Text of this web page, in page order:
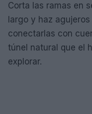
Corta las ramas en
largo y haz
conectarlas con
túnel natural que el
explorar.